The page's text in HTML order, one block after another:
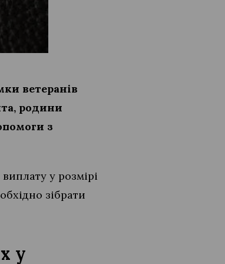
ветеранів
родини
з
у розмірі
зібрати
у